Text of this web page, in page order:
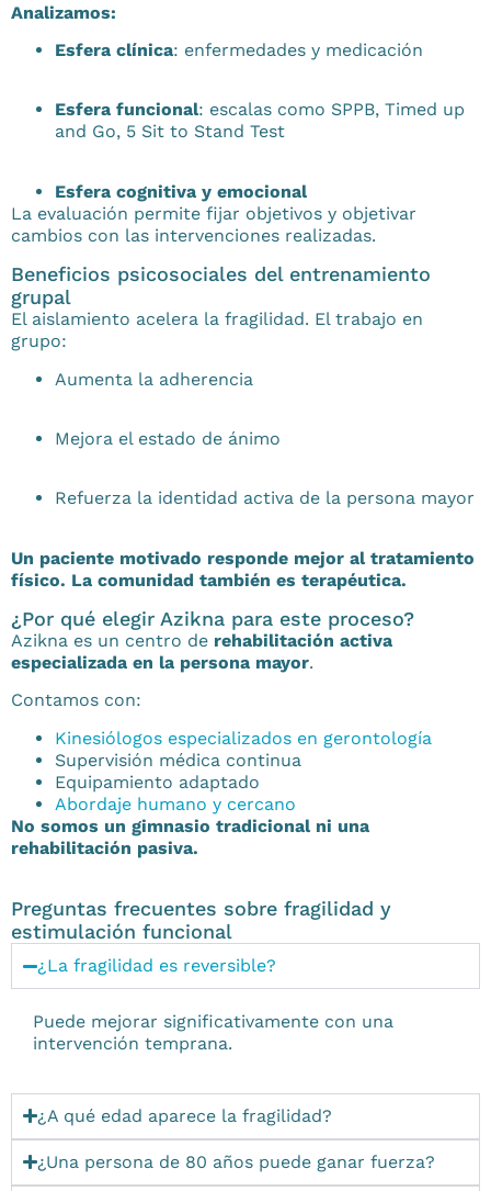
Analizamos:
Esfera clínica: enfermedades y medicación
Esfera funcional: escalas como SPPB, Timed up
and Go, 5 Sit to Stand Test
Esfera cognitiva y emocional
La evaluación permite fijar objetivos y objetivar
cambios con las intervenciones realizadas.
Beneficios psicosociales del entrenamiento
grupal
El aislamiento acelera la fragilidad. El trabajo en
grupo:
Aumenta la adherencia
Mejora el estado de ánimo
Refuerza la identidad activa de la persona mayor
Un paciente motivado responde mejor al tratamiento
físico. La comunidad también es terapéutica.
¿Por qué elegir Azikna para este proceso?
Azikna es un centro de rehabilitación activa
especializada en la persona mayor.
Contamos con:
Kinesiólogos especializados en gerontología
Supervisión médica continua
Equipamiento adaptado
Abordaje humano y cercano
No somos un gimnasio tradicional ni una
rehabilitación pasiva.
Preguntas frecuentes sobre fragilidad y
estimulación funcional
¿La fragilidad es reversible?
Puede mejorar significativamente con una
intervención temprana.
¿A qué edad aparece la fragilidad?
¿Una persona de 80 años puede ganar fuerza?